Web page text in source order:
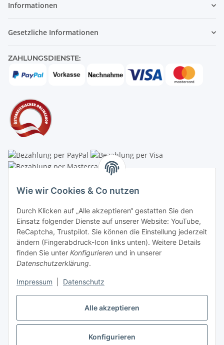
Alle akzeptieren
Konfigurieren
Wie wir Cookies & Co nutzen
Durch Klicken auf „Alle akzeptieren“ gestatten Sie den
Einsatz folgender Dienste auf unserer Website: YouTube,
ReCaptcha, Trustpilot. Sie können die Einstellung jederzeit
ändern (Fingerabdruck-Icon links unten). Weitere Details
finden Sie unter Konfigurieren und in unserer
Datenschutzerklärung.
Impressum Datenschutz
Informationen
Gesetzliche Informationen
ZAHLUNGSDIENSTE:
Schauraum & Verkauf: Pfarrwald 46
Buchhaltung: Königleiten 11
A-3354 Wolfsbach
shop@krippen-shop.at
www.krippen-shop.at
Vertrag widerrufen